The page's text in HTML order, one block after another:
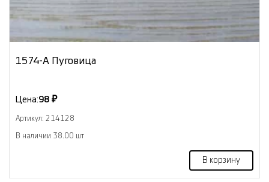
1574-А Пуговица
Цена:98 ₽
Артикул: 214128
В наличии 38.00 шт
В корзину